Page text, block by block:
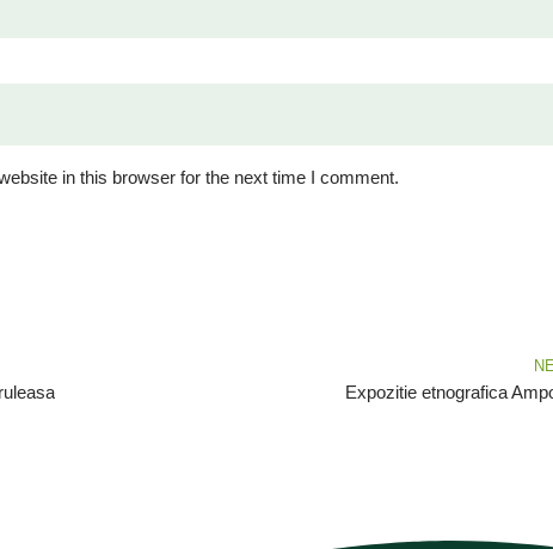
in this browser for the next time I comment.
Expozitie etnografica